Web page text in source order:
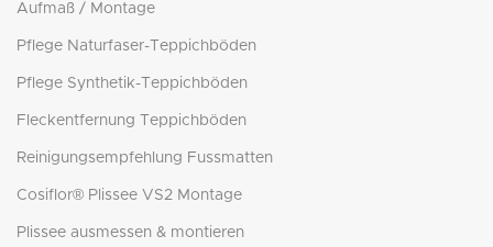
Aufmaß / Montage
Pflege Naturfaser-Teppichböden
Pflege Synthetik-Teppichböden
Fleckentfernung Teppichböden
Reinigungsempfehlung Fussmatten
Cosiflor® Plissee VS2 Montage
Plissee ausmessen & montieren